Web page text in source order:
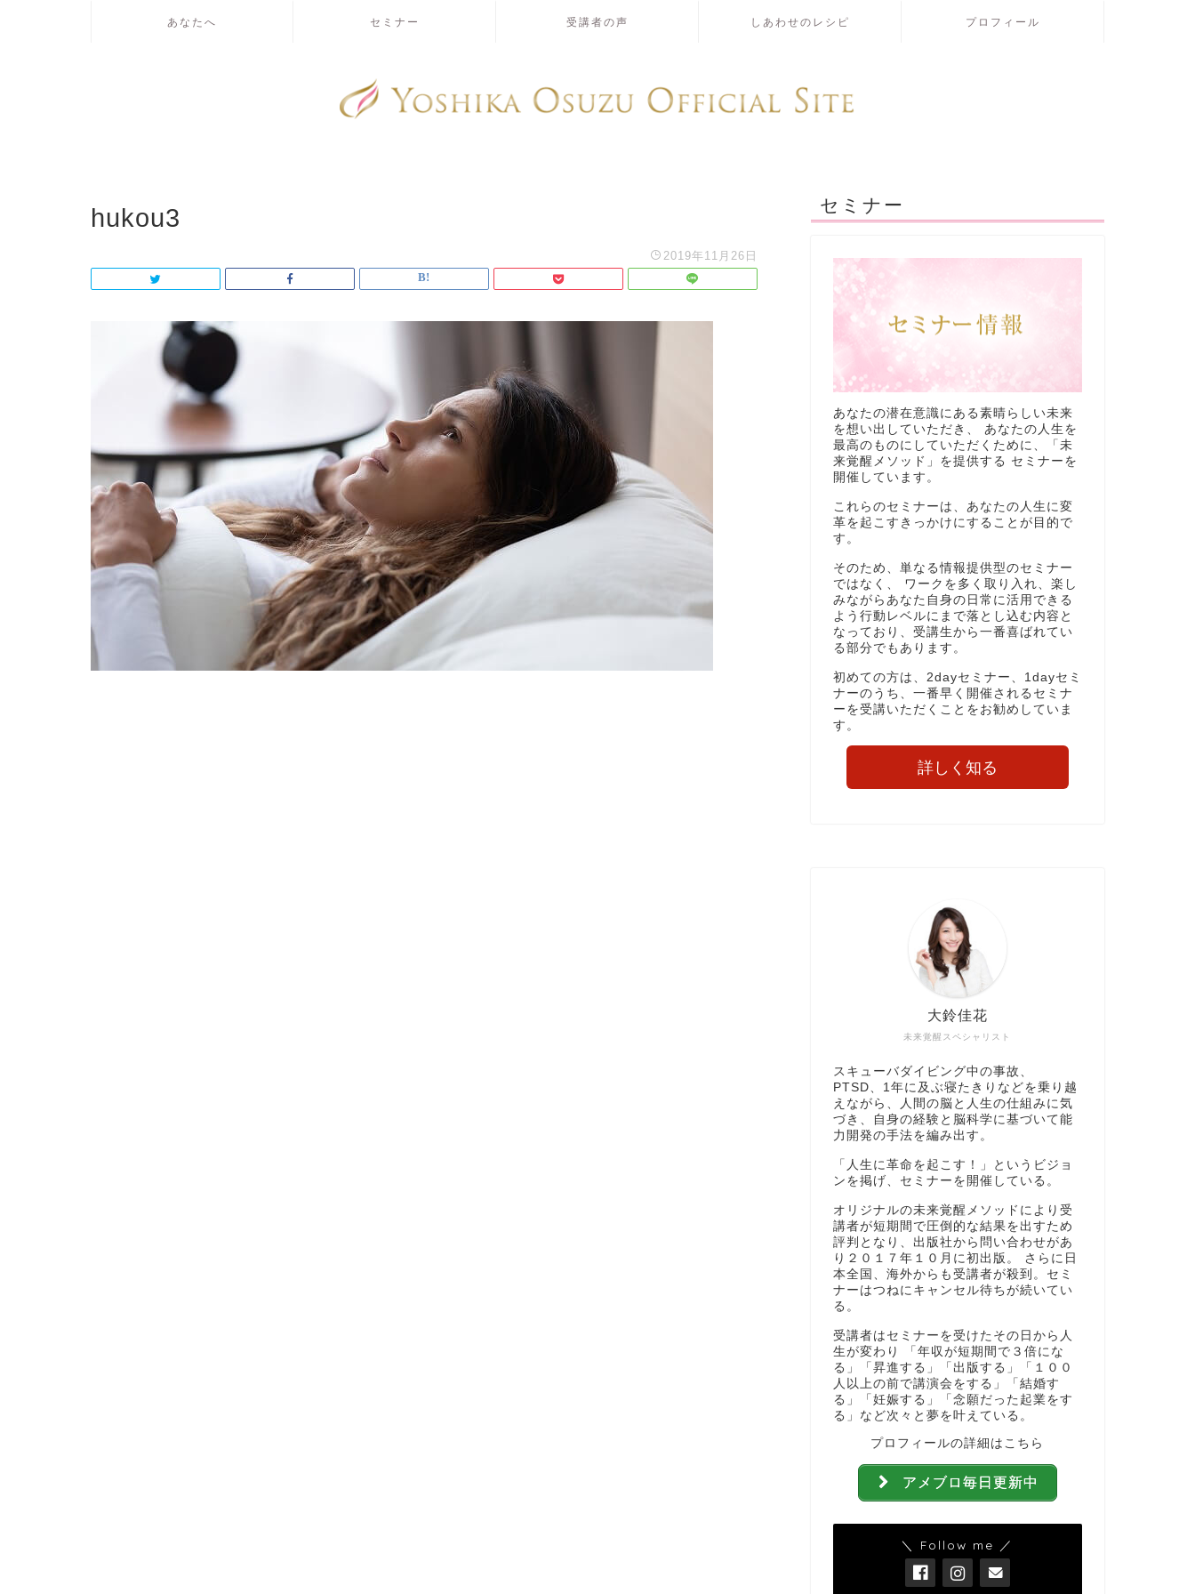
あなたへ セミナー 受講者の声 しあわせのレシピ プロフィール
hukou3
2019年11月26日
セミナー
あなたの潜在意識にある素晴らしい未来
を想い出していただき、 あなたの人生を
最高のものにしていただくために、「未
来覚醒メソッド」を提供する セミナーを
開催しています。
これらのセミナーは、あなたの人生に変
革を起こすきっかけにすることが目的で
す。
そのため、単なる情報提供型のセミナー
ではなく、 ワークを多く取り入れ、楽し
みながらあなた自身の日常に活用できる
よう行動レベルにまで落とし込む内容と
なっており、受講生から一番喜ばれてい
る部分でもあります。
初めての方は、2dayセミナー、1dayセミ
ナーのうち、一番早く開催されるセミナ
ーを受講いただくことをお勧めしていま
す。
詳しく知る
未来覚醒スペシャリスト
大鈴佳花
スキューバダイビング中の事故、
PTSD、1年に及ぶ寝たきりなどを乗り越
えながら、人間の脳と人生の仕組みに気
づき、自身の経験と脳科学に基づいて能
力開発の手法を編み出す。
「人生に革命を起こす！」というビジョ
ンを掲げ、セミナーを開催している。
オリジナルの未来覚醒メソッドにより受
講者が短期間で圧倒的な結果を出すため
評判となり、出版社から問い合わせがあ
り２０１７年１０月に初出版。 さらに日
本全国、海外からも受講者が殺到。セミ
ナーはつねにキャンセル待ちが続いてい
る。
受講者はセミナーを受けたその日から人
生が変わり 「年収が短期間で３倍にな
る」「昇進する」「出版する」「１００
人以上の前で講演会をする」「結婚す
る」「妊娠する」「念願だった起業をす
る」など次々と夢を叶えている。
プロフィールの詳細はこちら
アメブロ毎日更新中
＼ Follow me ／